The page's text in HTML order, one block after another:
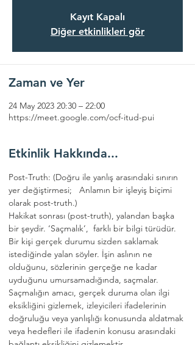
Kayıt Kapalı
Diğer etkinlikleri gör
Zaman ve Yer
24 May 2023 20:30 – 22:00
https://meet.google.com/ocf-itud-pui
Etkinlik Hakkında...
Post-Truth: (Doğru ile yanlış arasındaki sınırın
yer değiştirmesi;   Anlamın bir işleyiş biçimi
olarak post-truth.)
Hakikat sonrası (post-truth), yalandan başka
bir şeydir. ‘Saçmalık’,  farklı bir bilgi türüdür.
Bir kişi gerçek durumu sizden saklamak
istediğinde yalan söyler. İşin aslının ne
olduğunu, sözlerinin gerçeğe ne kadar
uyduğunu umursamadığında, saçmalar.
Saçmalığın amacı, gerçek duruma olan ilgi
eksikliğini gizlemek, izleyicileri ifadelerinin
doğruluğu veya yanlışlığı konusunda aldatmak
veya hedefleri ile ifadenin konusu arasındaki